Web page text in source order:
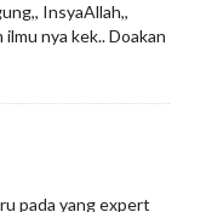
InsyaAllah,,
ilmu nya kek.. Doakan
pada yang expert